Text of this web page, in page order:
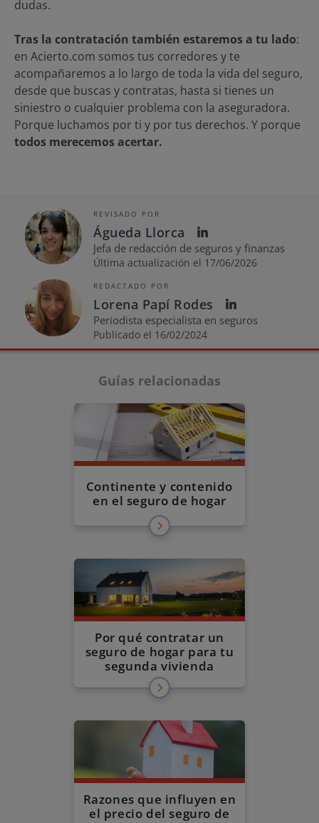
dudas.
Tras la contratación también estaremos a tu lado:
en Acierto.com somos tus corredores y te
acompañaremos a lo largo de toda la vida del seguro,
desde que buscas y contratas, hasta si tienes un
siniestro o cualquier problema con la aseguradora.
Porque luchamos por ti y por tus derechos. Y porque
todos merecemos acertar.
REVISADO POR
Águeda Llorca
Jefa de redacción de seguros y finanzas
Última actualización el 17/06/2026
REDACTADO POR
Lorena Papí Rodes
Periodista especialista en seguros
Publicado el 16/02/2024
Guías relacionadas
Continente y contenido
en el seguro de hogar
Por qué contratar un
seguro de hogar para tu
segunda vivienda
Razones que influyen en
el precio del seguro de